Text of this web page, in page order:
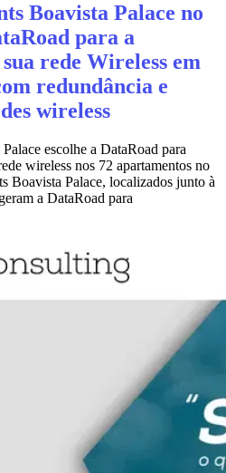
Boavista Palace no
para a
rede Wireless em
redundância e
wireless
escolhe a DataRoad para
wireless nos 72 apartamentos no
Boavista Palace, localizados junto à
a DataRoad para